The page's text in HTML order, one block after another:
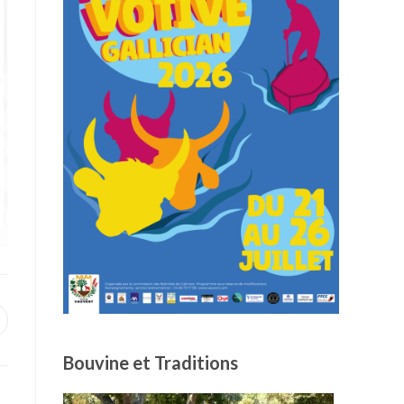
Bouvine et Traditions